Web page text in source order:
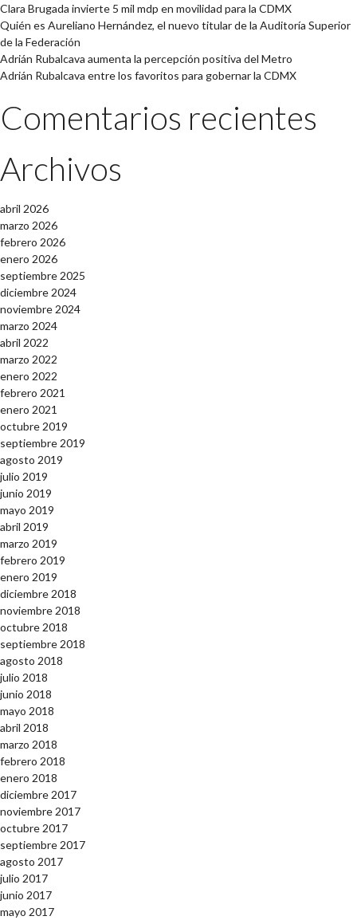
Clara Brugada invierte 5 mil mdp en movilidad para la CDMX
Quién es Aureliano Hernández, el nuevo titular de la Auditoría Superior
de la Federación
Adrián Rubalcava aumenta la percepción positiva del Metro
Adrián Rubalcava entre los favoritos para gobernar la CDMX
Comentarios recientes
Archivos
abril 2026
marzo 2026
febrero 2026
enero 2026
septiembre 2025
diciembre 2024
noviembre 2024
marzo 2024
abril 2022
marzo 2022
enero 2022
febrero 2021
enero 2021
octubre 2019
septiembre 2019
agosto 2019
julio 2019
junio 2019
mayo 2019
abril 2019
marzo 2019
febrero 2019
enero 2019
diciembre 2018
noviembre 2018
octubre 2018
septiembre 2018
agosto 2018
julio 2018
junio 2018
mayo 2018
abril 2018
marzo 2018
febrero 2018
enero 2018
diciembre 2017
noviembre 2017
octubre 2017
septiembre 2017
agosto 2017
julio 2017
junio 2017
mayo 2017